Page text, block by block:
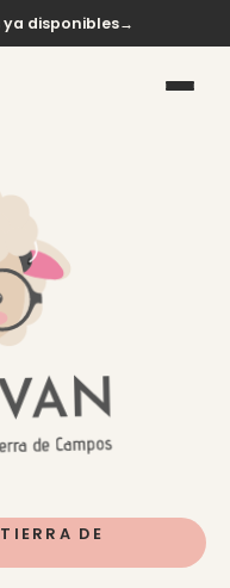
ya disponibles→
DE